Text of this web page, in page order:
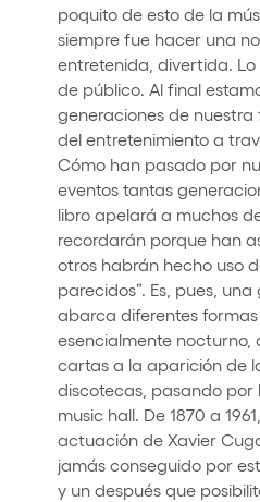
poquito de esto de la
siempre fue hacer una
entretenida, divertida.
de público. Al final
generaciones de nuestra
del entretenimiento a
Cómo han pasado por
eventos tantas
libro apelará a muchos
recordarán porque han
otros habrán hecho uso
parecidos”. Es, pues,
abarca diferentes
esencialmente nocturno,
cartas a la aparición de
discotecas, pasando por
music hall. De 1870 a
actuación de Xavier
jamás conseguido por
y un después que